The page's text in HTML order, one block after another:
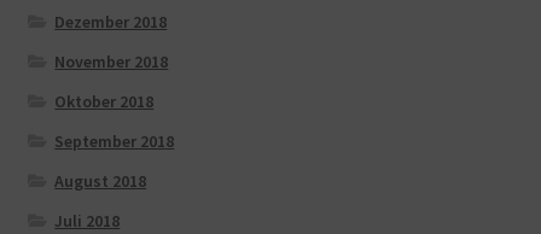
Dezember 2018
November 2018
Oktober 2018
September 2018
August 2018
Juli 2018